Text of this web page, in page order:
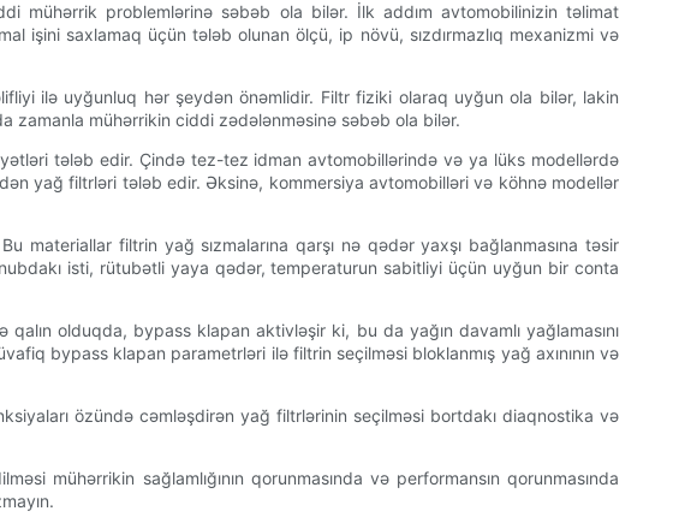
mühərrik problemlərinə səbəb ola bilər. İlk addım avtomobilinizin təlimat
işini saxlamaq üçün tələb olunan ölçü, ip növü, sızdırmazlıq mexanizmi və
ilə uyğunluq hər şeydən önəmlidir. Filtr fiziki olaraq uyğun ola bilər, lakin
zamanla mühərrikin ciddi zədələnməsinə səbəb ola bilər.
tələb edir. Çində tez-tez idman avtomobillərində və ya lüks modellərdə
yağ filtrləri tələb edir. Əksinə, kommersiya avtomobilləri və köhnə modellər
materiallar filtrin yağ sızmalarına qarşı nə qədər yaxşı bağlanmasına təsir
isti, rütubətli yaya qədər, temperaturun sabitliyi üçün uyğun bir conta
olduqda, bypass klapan aktivləşir ki, bu da yağın davamlı yağlamasını
bypass klapan parametrləri ilə filtrin seçilməsi bloklanmış yağ axınının və
özündə cəmləşdirən yağ filtrlərinin seçilməsi bortdakı diaqnostika və
mühərrikin sağlamlığının qorunmasında və performansın qorunmasında